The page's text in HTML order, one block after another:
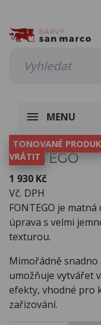
MENU
TONOVANÉ
VRÁTIT
FONTEGO
1 930 Kč
Vč. DPH
FONTEGO je
úprava s velmi
texturou.
Mimořádně
umožňuje vytvářet
efekty, vhodné pro
zařizování.